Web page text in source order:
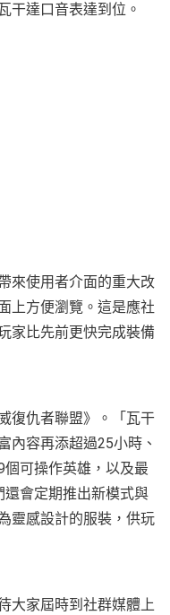
干達口音表達到位。
來使用者介面的重大改
上方便瀏覽。這是應社
家比先前更快完成裝備
復仇者聯盟》。「瓦干
內容再添超過25小時、
可操作英雄，以及最
會定期推出新模式與
靈感設計的服裝，供玩
大家屆時到社群媒體上